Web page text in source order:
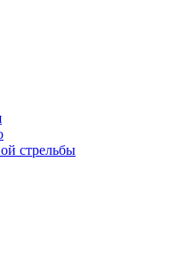
стрельбы